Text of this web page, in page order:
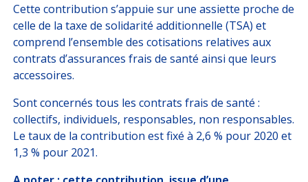
Cette contribution s’appuie sur une assiette proche de
celle de la taxe de solidarité additionnelle (TSA) et
comprend l’ensemble des cotisations relatives aux
contrats d’assurances frais de santé ainsi que leurs
accessoires.
Sont concernés tous les contrats frais de santé :
collectifs, individuels, responsables, non responsables.
Le taux de la contribution est fixé à 2,6 % pour 2020 et
1,3 % pour 2021.